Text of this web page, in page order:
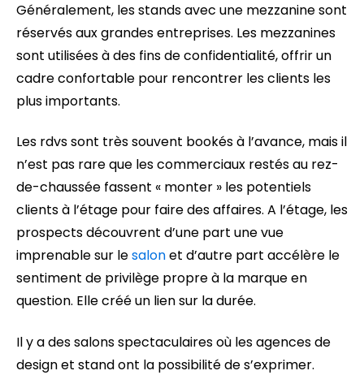
Généralement, les stands avec une mezzanine sont
réservés aux grandes entreprises. Les mezzanines
sont utilisées à des fins de confidentialité, offrir un
cadre confortable pour rencontrer les clients les
plus importants.
Les rdvs sont très souvent bookés à l’avance, mais il
n’est pas rare que les commerciaux restés au rez-
de-chaussée fassent « monter » les potentiels
clients à l’étage pour faire des affaires. A l’étage, les
prospects découvrent d’une part une vue
imprenable sur lesalonet d’autre part accélère le
sentiment de privilège propre à la marque en
question. Elle créé un lien sur la durée.
Il y a des salons spectaculaires où les agences de
design et stand ont la possibilité de s’exprimer.